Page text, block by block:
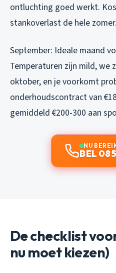
ontluchting goed werkt.
stankoverlast de hele zomer.
September: Ideale maand
Temperaturen zijn mild, we
oktober, en je voorkomt
onderhoudscontract van
gemiddeld €200-300 aan
NU
BEL
De checklist
nu moet kiezen)